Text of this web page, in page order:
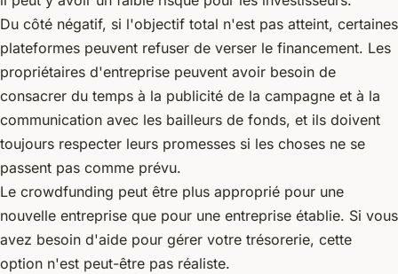
Du côté négatif, si l'objectif total n'est pas atteint, certaines
plateformes peuvent refuser de verser le financement. Les
propriétaires d'entreprise peuvent avoir besoin de
consacrer du temps à la publicité de la campagne et à la
communication avec les bailleurs de fonds, et ils doivent
toujours respecter leurs promesses si les choses ne se
passent pas comme prévu.
Le crowdfunding peut être plus approprié pour une
nouvelle entreprise que pour une entreprise établie. Si vous
avez besoin d'aide pour gérer votre trésorerie, cette
option n'est peut-être pas réaliste.